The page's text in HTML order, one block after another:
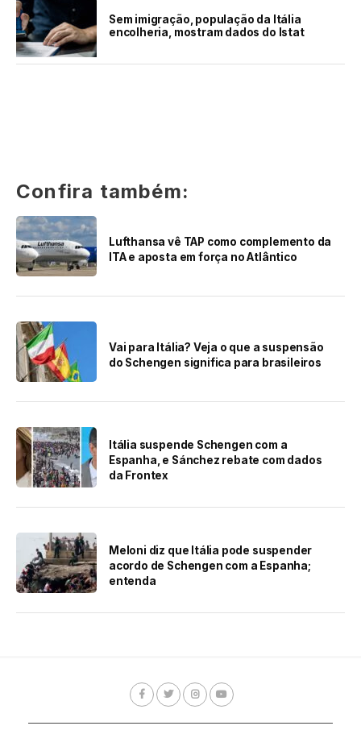
Sem imigração, população da Itália
encolheria, mostram dados do Istat
Confira também:
Lufthansa vê TAP como complemento da
ITA e aposta em força no Atlântico
Vai para Itália? Veja o que a suspensão
do Schengen significa para brasileiros
Itália suspende Schengen com a
Espanha, e Sánchez rebate com dados
da Frontex
Meloni diz que Itália pode suspender
acordo de Schengen com a Espanha;
entenda